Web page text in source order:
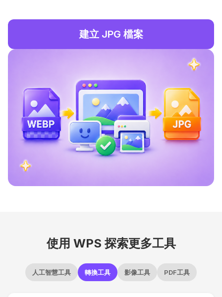
建立 JPG 檔案
使用 WPS 探索更多工具
人工智慧工具 轉換工具 影像工具 PDF工具